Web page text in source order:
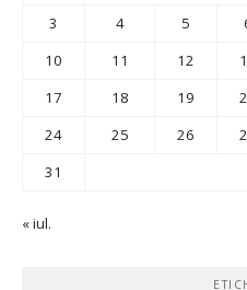
3
4 5
10
11 12
17
18 19
24
25 26
31
« iul.